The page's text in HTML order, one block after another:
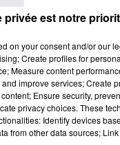
TITRE ?
privée est notre
on your consent and/or our
Create profiles for
Measure content
improve services; Create
Ensure security,
privacy choices. These
Identify devices
from other data sources;